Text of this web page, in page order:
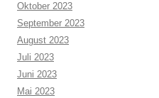
Oktober 2023
September 2023
August 2023
Juli 2023
Juni 2023
Mai 2023